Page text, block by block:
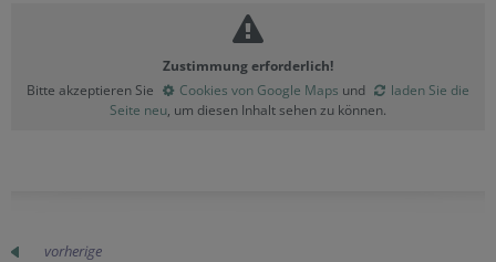
Zustimmung erforderlich!
Bitte akzeptieren Sie
Cookies von Google Maps und
laden Sie die
Seite neu, um diesen Inhalt sehen zu können.
vorherige